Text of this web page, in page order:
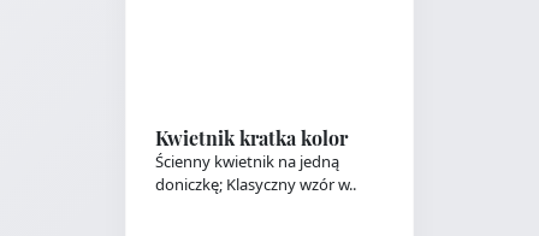
Kwietnik kratka kolor
Ścienny kwietnik na jedną
doniczkę; Klasyczny wzór w..